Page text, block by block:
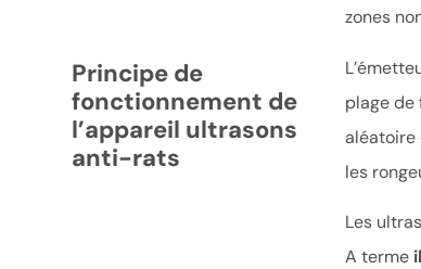
zones
Principe de
fonctionnement de
l’appareil ultrasons
anti-rats
plage de
aléatoire
les
Les
A terme